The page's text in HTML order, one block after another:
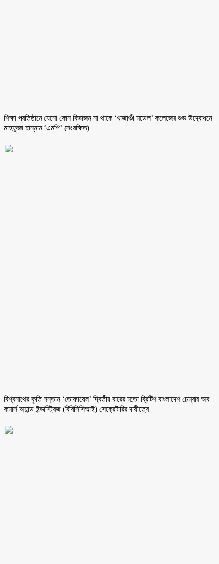
শিক্ষা প্রতিষ্ঠানে যেনো কোন বিভাজন না থাকে ‘খাজাঞ্চী মডেল’ কলেজের শুভ উদ্বোধনে
মাহফুজা হান্নান ‘এমপি’ (সংরক্ষিত)
বিশ্বনাথের কৃতি সন্তান ‘তোফায়েল’ দ্বিতীয় বারের মতো ব্রিটিশ বাংলাদেশ চেম্বার অব
কমার্স অ্যান্ড ইন্ডাস্ট্রিজ (বিবিসিসিআই) সেক্রেটারির দায়ীত্বে